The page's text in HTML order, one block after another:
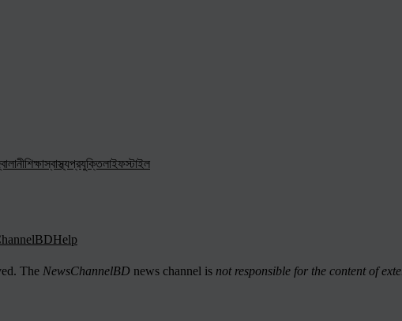
শিক্ষাস্বাস্থ্যপ্রযুক্তিলাইফস্টাইল
Help
The NewsChannelBD news channel is not responsible for the content of